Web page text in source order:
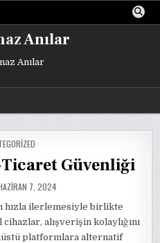
Anılar
Anılar
Güvenliği
7, 2024
hızla ilerlemesiyle birlikte
alışverişin kolaylığını
platformlara alternatif